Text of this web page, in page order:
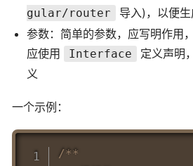
gular/router
导入)，以便
参数：简单的参数，应写明作用
应使用
Interface
定义声明
义
一个示例：
/**